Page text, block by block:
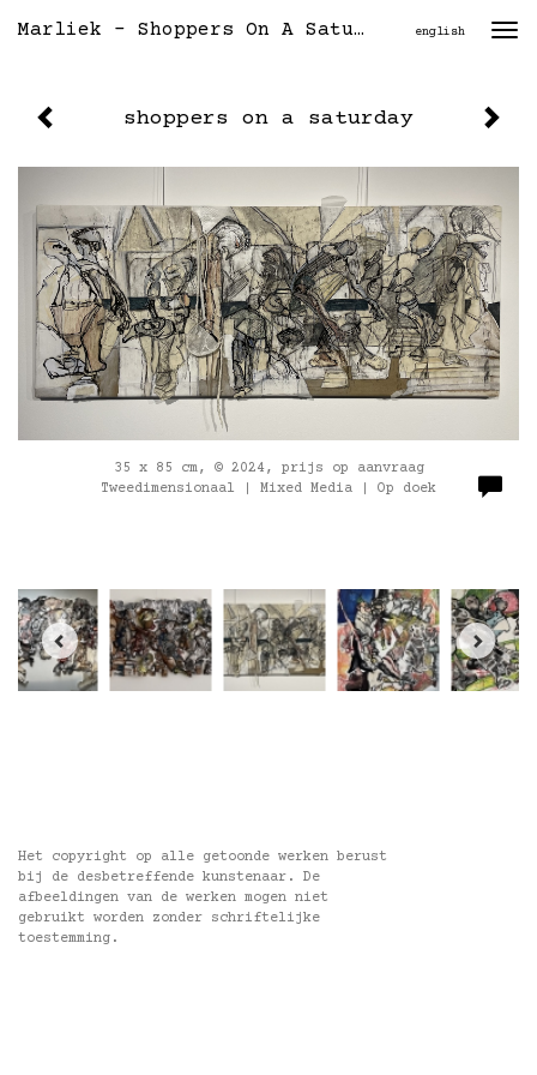
Marliek - Shoppers On A Saturday english
shoppers on a saturday
35 x 85 cm, © 2024, prijs op aanvraag
Tweedimensionaal | Mixed Media | Op doek
Het copyright op alle getoonde werken berust
bij de desbetreffende kunstenaar. De
afbeeldingen van de werken mogen niet
gebruikt worden zonder schriftelijke
toestemming.